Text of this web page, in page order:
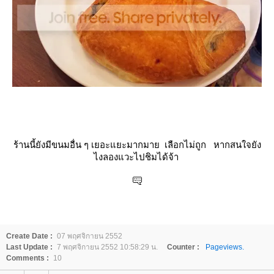
ร้านนี้ยังมีขนมอื่น ๆ เยอะแยะมากมาย เลือกไม่ถูก หากสนใจยัง
ไงลองแวะไปชิมได้จ้า
Create Date : 07 พฤศจิกายน 2552
Last Update : 7 พฤศจิกายน 2552 10:58:29 น. Counter :
Pageviews.
Comments :
10